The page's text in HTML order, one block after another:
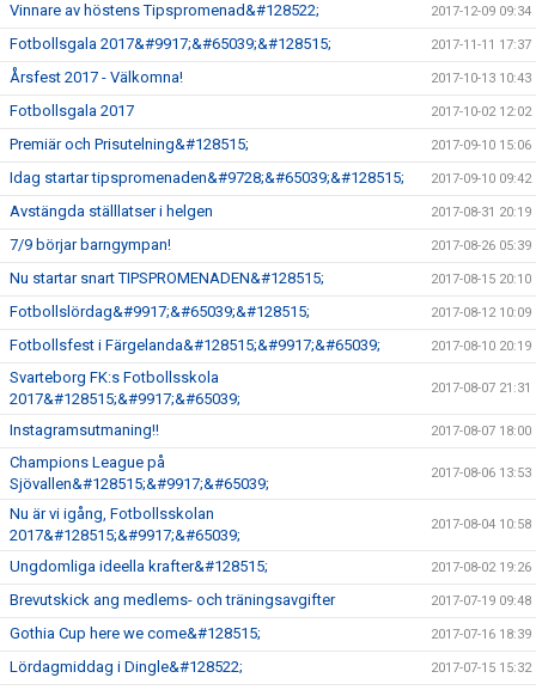
Vinnare av höstens Tipspromenad&#128522; 2017-12-09 09:34
Fotbollsgala 2017&#9917;&#65039;&#128515; 2017-11-11 17:37
Årsfest 2017 - Välkomna! 2017-10-13 10:43
Fotbollsgala 2017 2017-10-02 12:02
Premiär och Prisutelning&#128515; 2017-09-10 15:06
Idag startar tipspromenaden&#9728;&#65039;&#128515; 2017-09-10 09:42
Avstängda ställlatser i helgen 2017-08-31 20:19
7/9 börjar barngympan! 2017-08-26 05:39
Nu startar snart TIPSPROMENADEN&#128515; 2017-08-15 20:10
Fotbollslördag&#9917;&#65039;&#128515; 2017-08-12 10:09
Fotbollsfest i Färgelanda&#128515;&#9917;&#65039; 2017-08-10 20:19
Svarteborg FK:s Fotbollsskola
2017&#128515;&#9917;&#65039;
2017-08-07 21:31
Instagramsutmaning!! 2017-08-07 18:00
Champions League på
Sjövallen&#128515;&#9917;&#65039;
2017-08-06 13:53
Nu är vi igång, Fotbollsskolan
2017&#128515;&#9917;&#65039;
2017-08-04 10:58
Ungdomliga ideella krafter&#128515; 2017-08-02 19:26
Brevutskick ang medlems- och träningsavgifter 2017-07-19 09:48
Gothia Cup here we come&#128515; 2017-07-16 18:39
Lördagmiddag i Dingle&#128522; 2017-07-15 15:32